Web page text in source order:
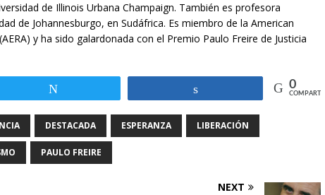
de Illinois Urbana Champaign. También es profesora
de Johannesburgo, en Sudáfrica. Es miembro de la American
y ha sido galardonada con el Premio Paulo Freire de Justicia
0
COMPARTIR
DESTACADA ESPERANZA LIBERACIÓN
PAULO FREIRE
NEXT